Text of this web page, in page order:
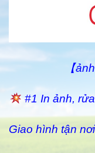
【
#1 In ảnh,
Giao hình tận